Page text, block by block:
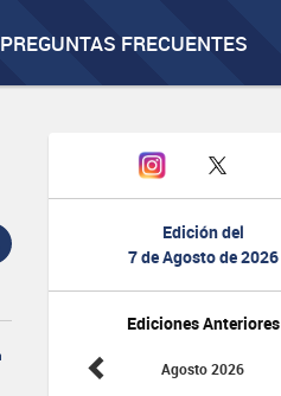
PREGUNTAS FRECUENTES
Edición del
7 de Agosto de 2026
Ediciones Anteriores
Agosto 2026